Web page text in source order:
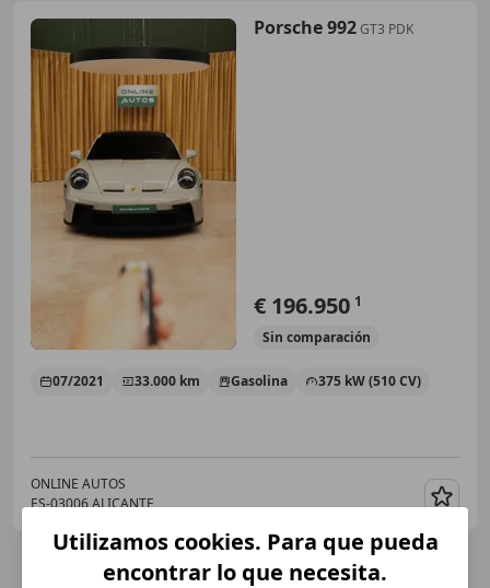
Porsche 992GT3 PDK
€ 196.950 1
Sin comparación
07/2021 33.000 km Gasolina 375 kW (510 CV)
ONLINE AUTOS
ES-03006 ALICANTE
Utilizamos cookies. Para que pueda
encontrar lo que necesita.